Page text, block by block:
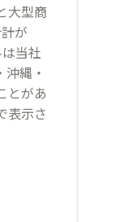
大型商
が
当社
縄・
とがあ
表示さ